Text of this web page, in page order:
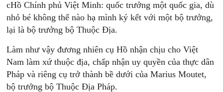
cHồ Chính phủ Việt Minh: quốc trưởng một quốc gia, dù
nhỏ bé không thể nào hạ mình ký kết với một bộ trưởng,
lại là bộ trưởng bộ Thuộc Địa.
Làm như vậy đương nhiên cụ Hồ nhận chịu cho Việt
Nam làm xứ thuộc địa, chấp nhận uy quyền của thực dân
Pháp và riêng cụ trở thành bề dưới của Marius Moutet,
bộ trưởng bộ Thuộc Địa Pháp.